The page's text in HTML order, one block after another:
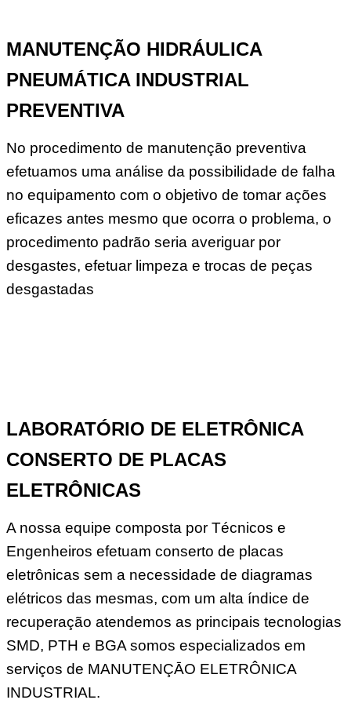
MANUTENÇÃO HIDRÁULICA
PNEUMÁTICA INDUSTRIAL
PREVENTIVA
No procedimento de manutenção preventiva
efetuamos uma análise da possibilidade de falha
no equipamento com o objetivo de tomar ações
eficazes antes mesmo que ocorra o problema, o
procedimento padrão seria averiguar por
desgastes, efetuar limpeza e trocas de peças
desgastadas
LABORATÓRIO DE ELETRÔNICA
CONSERTO DE PLACAS
ELETRÔNICAS
A nossa equipe composta por Técnicos e
Engenheiros efetuam conserto de placas
eletrônicas sem a necessidade de diagramas
elétricos das mesmas, com um alta índice de
recuperação atendemos as principais tecnologias
SMD, PTH e BGA somos especializados em
serviços de MANUTENÇĀO ELETRÔNICA
INDUSTRIAL.